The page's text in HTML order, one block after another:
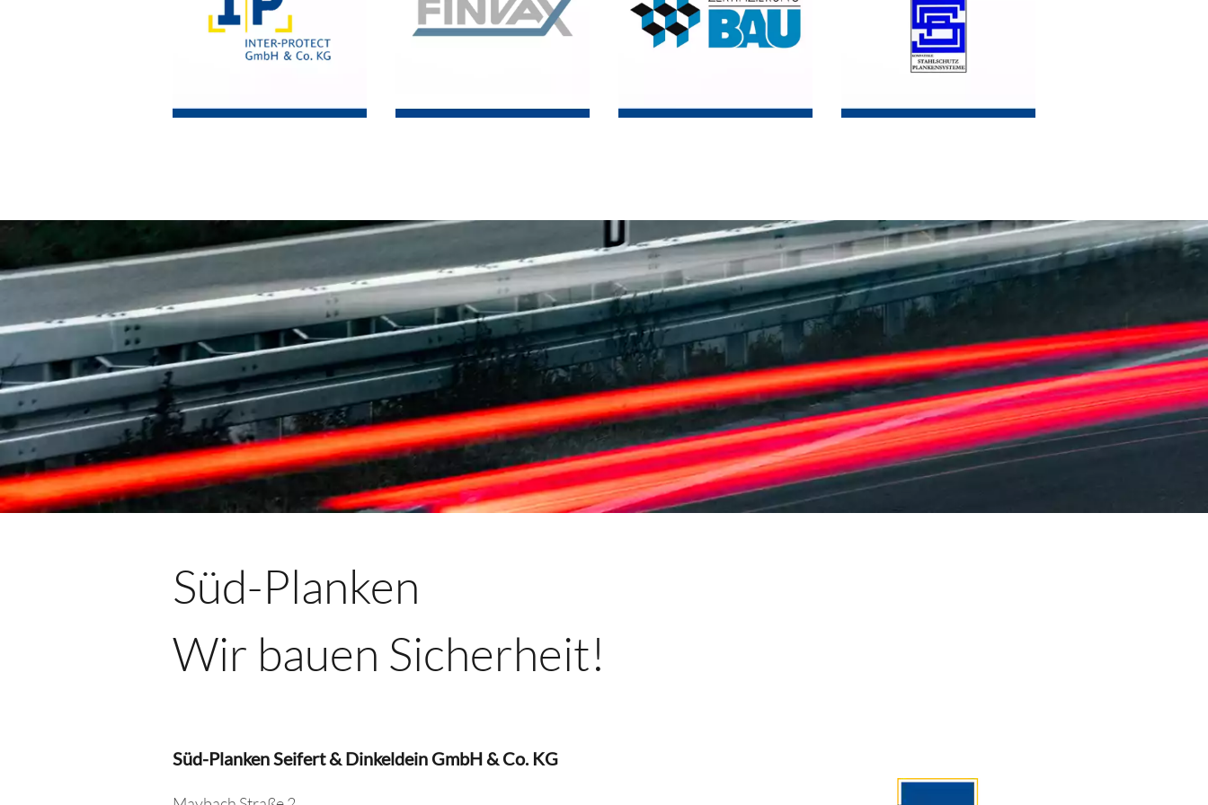
​​Süd-Planken
Wir bauen Sicherheit!
​Süd-Planken Seifert & Dinkeldein GmbH & Co. KG